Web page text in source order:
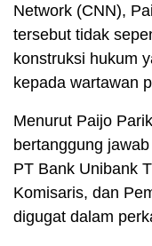
Network (CNN),
tersebut tidak
konstruksi hukum
kepada wartawan
Menurut Paijo
bertanggung
PT Bank Unibank
Komisaris, dan
digugat dalam